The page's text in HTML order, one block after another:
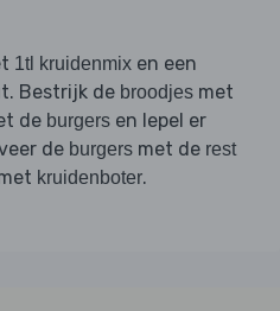
1tl kruidenmix en een
Bestrijk de broodjes met
de burgers en lepel er
de burgers met de rest
kruidenboter.